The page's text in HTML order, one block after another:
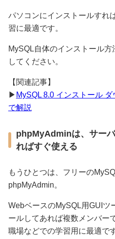
パソコンにインストールすれ
習に最適です。
MySQL自体のインストール
してください。
【関連記事】
▶ MySQL 8.0 インストール
で解説
phpMyAdminは、サー
ればすぐ使える
もうひとつは、フリーの
phpMyAdmin。
WebベースのMySQL用GUIツ
ールしてあれば複数メンバー
職場などでの学習用に最適です